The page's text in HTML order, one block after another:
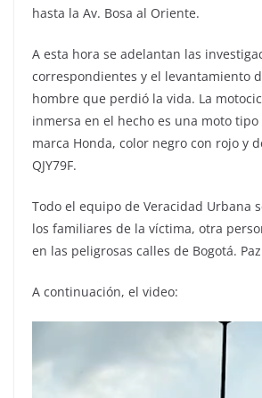
hasta la Av. Bosa al Oriente.
A esta hora se adelantan las
correspondientes y el levantamiento
hombre que perdió la vida. La
inmersa en el hecho es una moto
marca Honda, color negro con rojo y
QJY79F.
Todo el equipo de Veracidad Urbana
los familiares de la víctima, otra
en las peligrosas calles de Bogotá.
A continuación, el video: